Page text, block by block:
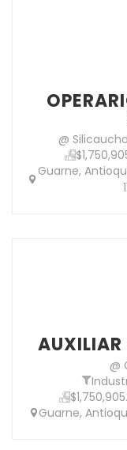
@
Guarne,
@
Guarne,